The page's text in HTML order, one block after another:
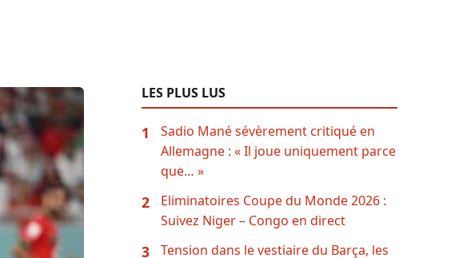
LES PLUS LUS
1
Sadio Mané sévèrement critiqué en
Allemagne : « Il joue uniquement parce
que… »
2
Eliminatoires Coupe du Monde 2026 :
Suivez Niger – Congo en direct
3
Tension dans le vestiaire du Barça, les